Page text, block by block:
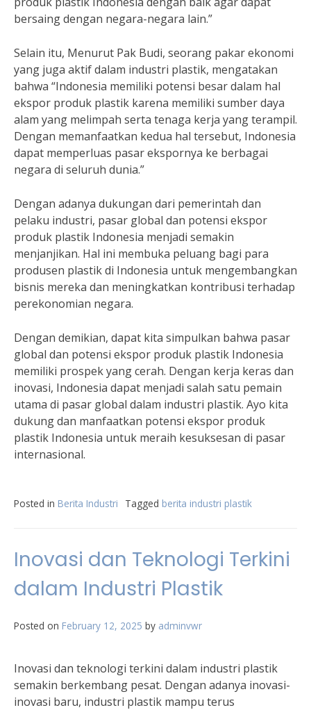
bersaing dengan negara-negara lain.”
Selain itu, Menurut Pak Budi, seorang pakar ekonomi
yang juga aktif dalam industri plastik, mengatakan
bahwa “Indonesia memiliki potensi besar dalam hal
ekspor produk plastik karena memiliki sumber daya
alam yang melimpah serta tenaga kerja yang terampil.
Dengan memanfaatkan kedua hal tersebut, Indonesia
dapat memperluas pasar ekspornya ke berbagai
negara di seluruh dunia.”
Dengan adanya dukungan dari pemerintah dan
pelaku industri, pasar global dan potensi ekspor
produk plastik Indonesia menjadi semakin
menjanjikan. Hal ini membuka peluang bagi para
produsen plastik di Indonesia untuk mengembangkan
bisnis mereka dan meningkatkan kontribusi terhadap
perekonomian negara.
Dengan demikian, dapat kita simpulkan bahwa pasar
global dan potensi ekspor produk plastik Indonesia
memiliki prospek yang cerah. Dengan kerja keras dan
inovasi, Indonesia dapat menjadi salah satu pemain
utama di pasar global dalam industri plastik. Ayo kita
dukung dan manfaatkan potensi ekspor produk
plastik Indonesia untuk meraih kesuksesan di pasar
internasional.
Posted in Berita Industri Tagged berita industri plastik
Inovasi dan Teknologi Terkini
dalam Industri Plastik
Posted on February 12, 2025 by adminvwr
Inovasi dan teknologi terkini dalam industri plastik
semakin berkembang pesat. Dengan adanya inovasi-
inovasi baru, industri plastik mampu terus